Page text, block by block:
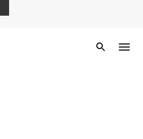
Zoek